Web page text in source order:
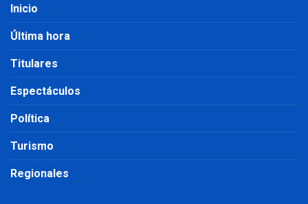
Inicio
Última hora
Titulares
Espectáculos
Política
Turismo
Regionales